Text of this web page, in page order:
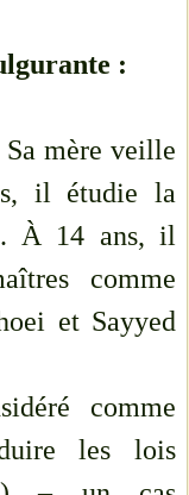
:
Sa mère veille
il étudie la
À 14 ans, il
comme
et Sayyed
comme
les lois